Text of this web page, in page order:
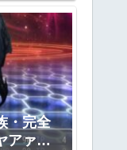
・完全
アァ、